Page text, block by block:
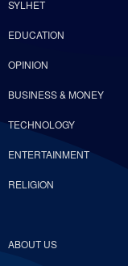
SYLHET
EDUCATION
OPINION
BUSINESS & MONEY
TECHNOLOGY
ENTERTAINMENT
RELIGION
ABOUT US